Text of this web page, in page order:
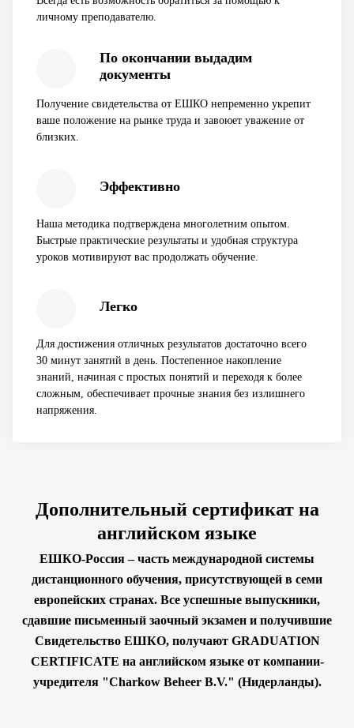
личному преподавателю.
По окончании выдадим
документы
Получение свидетельства от ЕШКО непременно укрепит
ваше положение на рынке труда и завоюет уважение от
близких.
Эффективно
Наша методика подтверждена многолетним опытом.
Быстрые практические результаты и удобная структура
уроков мотивируют вас продолжать обучение.
Легко
Для достижения отличных результатов достаточно всего
30 минут занятий в день. Постепенное накопление
знаний, начиная с простых понятий и переходя к более
сложным, обеспечивает прочные знания без излишнего
напряжения.
Дополнительный сертификат на
английском языке
ЕШКО-Россия – часть международной системы
дистанционного обучения, присутствующей в семи
европейских странах. Все успешные выпускники,
сдавшие письменный заочный экзамен и получившие
Свидетельство ЕШКО, получают GRADUATION
CERTIFICATE на английском языке от компании-
учредителя "Charkow Beheer B.V." (Нидерланды).